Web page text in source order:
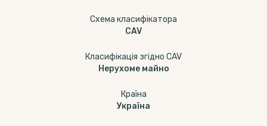
Схема класифікатора
CAV
Класифікація згідно CAV
Нерухоме майно
Країна
Україна